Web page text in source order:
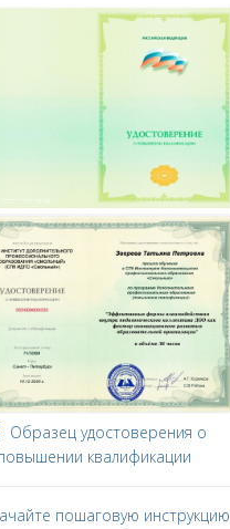
Образец удостоверения о
квалификации
пошаговую инструкцию